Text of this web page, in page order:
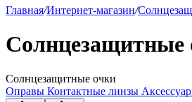
Главная/Интернет-магазин/
Солнцезащитные
Солнцезащитные очки
Оправы Контактные линзы